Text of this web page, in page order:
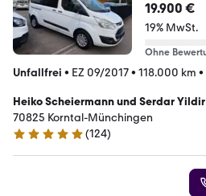
19.900 €
19% MwSt.
Ohne
Unfallfrei • EZ 09/2017• 118.000 km •
Heiko Scheiermann und Serdar Yildir
70825 Korntal-Münchingen
4.9 Sterne
(124)